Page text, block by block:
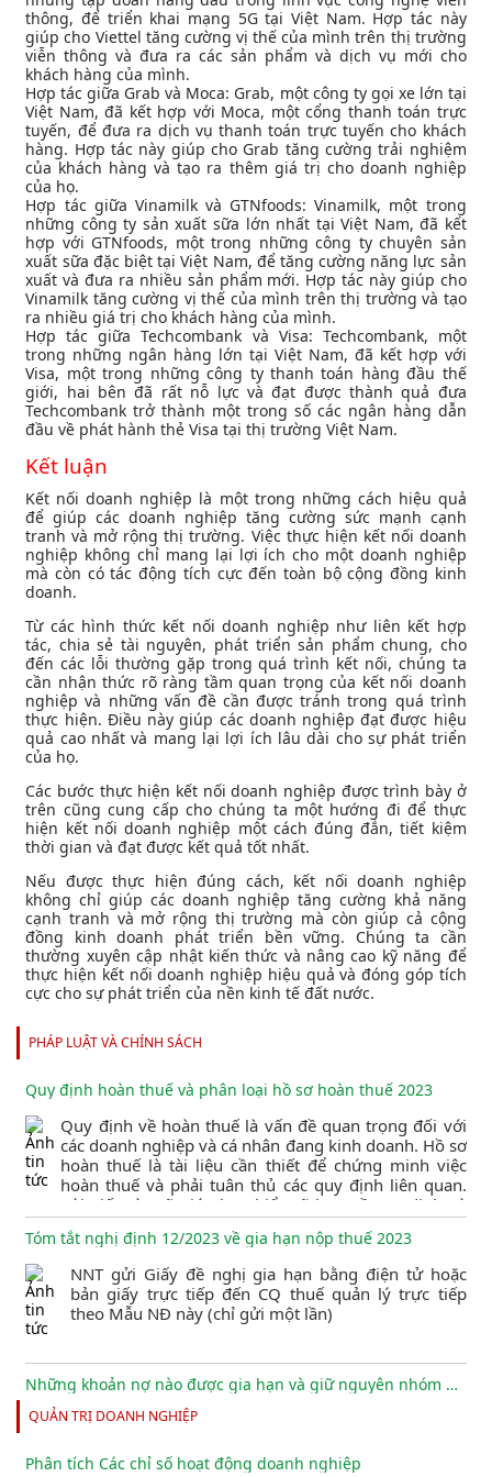
thông, để triển khai mạng 5G tại Việt Nam. Hợp tác này
giúp cho Viettel tăng cường vị thế của mình trên thị trường
viễn thông và đưa ra các sản phẩm và dịch vụ mới cho
khách hàng của mình.
Hợp tác giữa Grab và Moca: Grab, một công ty gọi xe lớn tại
Việt Nam, đã kết hợp với Moca, một cổng thanh toán trực
tuyến, để đưa ra dịch vụ thanh toán trực tuyến cho khách
hàng. Hợp tác này giúp cho Grab tăng cường trải nghiệm
của khách hàng và tạo ra thêm giá trị cho doanh nghiệp
của họ.
Hợp tác giữa Vinamilk và GTNfoods: Vinamilk, một trong
những công ty sản xuất sữa lớn nhất tại Việt Nam, đã kết
hợp với GTNfoods, một trong những công ty chuyên sản
xuất sữa đặc biệt tại Việt Nam, để tăng cường năng lực sản
xuất và đưa ra nhiều sản phẩm mới. Hợp tác này giúp cho
Vinamilk tăng cường vị thế của mình trên thị trường và tạo
ra nhiều giá trị cho khách hàng của mình.
Hợp tác giữa Techcombank và Visa: Techcombank, một
trong những ngân hàng lớn tại Việt Nam, đã kết hợp với
Visa, một trong những công ty thanh toán hàng đầu thế
giới, hai bên đã rất nỗ lực và đạt được thành quả đưa
Techcombank trở thành một trong số các ngân hàng dẫn
đầu về phát hành thẻ Visa tại thị trường Việt Nam.
Kết luận
Kết nối doanh nghiệp là một trong những cách hiệu quả
để giúp các doanh nghiệp tăng cường sức mạnh cạnh
tranh và mở rộng thị trường. Việc thực hiện kết nối doanh
nghiệp không chỉ mang lại lợi ích cho một doanh nghiệp
mà còn có tác động tích cực đến toàn bộ cộng đồng kinh
doanh.
Từ các hình thức kết nối doanh nghiệp như liên kết hợp
tác, chia sẻ tài nguyên, phát triển sản phẩm chung, cho
đến các lỗi thường gặp trong quá trình kết nối, chúng ta
cần nhận thức rõ ràng tầm quan trọng của kết nối doanh
nghiệp và những vấn đề cần được tránh trong quá trình
thực hiện. Điều này giúp các doanh nghiệp đạt được hiệu
quả cao nhất và mang lại lợi ích lâu dài cho sự phát triển
của họ.
Các bước thực hiện kết nối doanh nghiệp được trình bày ở
trên cũng cung cấp cho chúng ta một hướng đi để thực
hiện kết nối doanh nghiệp một cách đúng đắn, tiết kiệm
thời gian và đạt được kết quả tốt nhất.
Nếu được thực hiện đúng cách, kết nối doanh nghiệp
không chỉ giúp các doanh nghiệp tăng cường khả năng
cạnh tranh và mở rộng thị trường mà còn giúp cả cộng
đồng kinh doanh phát triển bền vững. Chúng ta cần
thường xuyên cập nhật kiến thức và nâng cao kỹ năng để
thực hiện kết nối doanh nghiệp hiệu quả và đóng góp tích
cực cho sự phát triển của nền kinh tế đất nước.
PHÁP LUẬT VÀ CHÍNH SÁCH
Quy định hoàn thuế và phân loại hồ sơ hoàn thuế 2023
Quy định về hoàn thuế là vấn đề quan trọng đối với
các doanh nghiệp và cá nhân đang kinh doanh. Hồ sơ
hoàn thuế là tài liệu cần thiết để chứng minh việc
hoàn thuế và phải tuân thủ các quy định liên quan.
Bài viết này sẽ giúp bạn hiểu rõ hơn về quy định và
phân loại hồ sơ hoàn thuế để giảm thiểu các rủi ro
liên quan đến thuế.
Tóm tắt nghị định 12/2023 về gia hạn nộp thuế 2023
NNT gửi Giấy đề nghị gia hạn bằng điện tử hoặc
bản giấy trực tiếp đến CQ thuế quản lý trực tiếp
theo Mẫu NĐ này (chỉ gửi một lần)
Những khoản nợ nào được gia hạn và giữ nguyên nhóm nợ?
Ngân hàng Nhà nước vừa ban hành Thông tư số
chi nhánh ngân hàng nước ngoài cơ cấu lại thời hạn
QUẢN TRỊ DOANH NGHIỆP
Phân tích Các chỉ số hoạt động doanh nghiệp